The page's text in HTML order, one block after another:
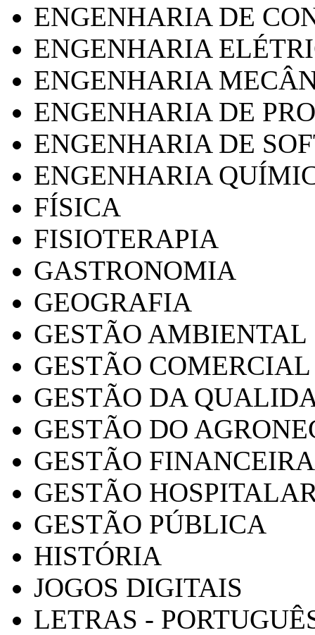
ENGENHARIA DE
ENGENHARIA
ENGENHARIA
ENGENHARIA DE
ENGENHARIA DE
ENGENHARIA
FÍSICA
FISIOTERAPIA
GASTRONOMIA
GEOGRAFIA
GESTÃO AMBIENTAL
GESTÃO COMERCIAL
GESTÃO DA
GESTÃO DO
GESTÃO FINANCEIRA
GESTÃO
GESTÃO PÚBLICA
HISTÓRIA
JOGOS DIGITAIS
LETRAS -